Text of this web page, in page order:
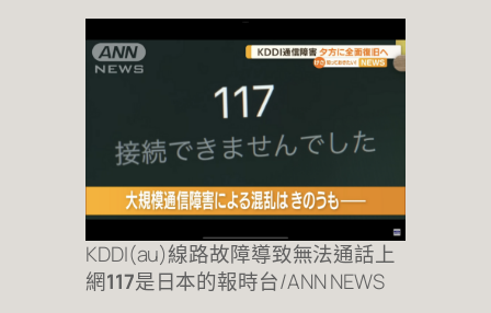
KDDI(au)線路故障導致無法通話上
網117是日本的報時台/ANN NEWS